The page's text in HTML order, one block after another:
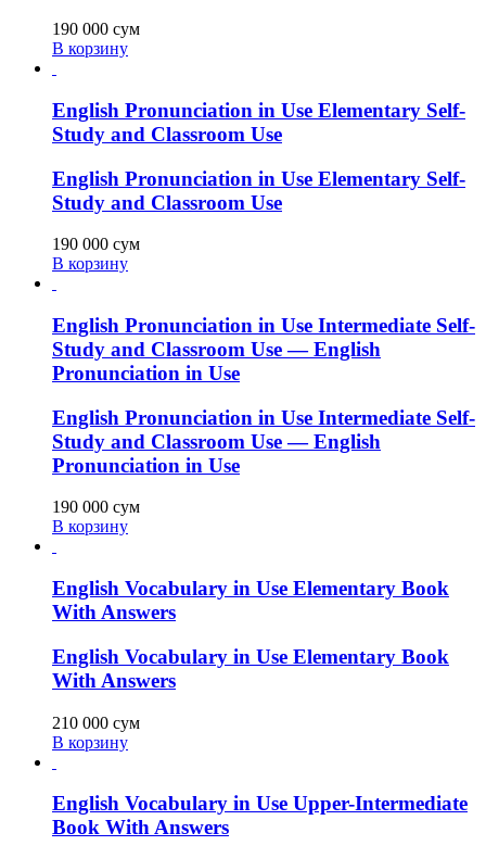
190 000 сум
В корзину
English Pronunciation in Use Elementary Self-
Study and Classroom Use
English Pronunciation in Use Elementary Self-
Study and Classroom Use
190 000 сум
В корзину
English Pronunciation in Use Intermediate Self-
Study and Classroom Use — English
Pronunciation in Use
English Pronunciation in Use Intermediate Self-
Study and Classroom Use — English
Pronunciation in Use
190 000 сум
В корзину
English Vocabulary in Use Elementary Book
With Answers
English Vocabulary in Use Elementary Book
With Answers
210 000 сум
В корзину
English Vocabulary in Use Upper-Intermediate
Book With Answers